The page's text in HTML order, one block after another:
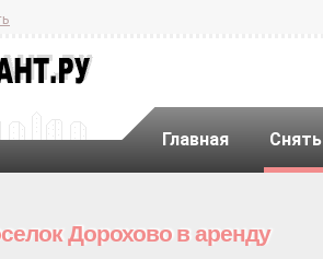
Главная Снять
Дорохово в аренду